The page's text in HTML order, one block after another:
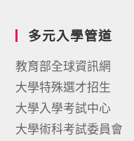
多元入學管道
教育部全球資訊網
大學特殊選才招生
大學入學考試中心
大學術科考試委員會